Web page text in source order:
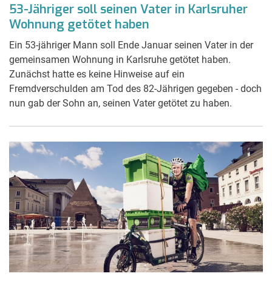
53-Jähriger soll seinen Vater in Karlsruher
Wohnung getötet haben
Ein 53-jähriger Mann soll Ende Januar seinen Vater in der
gemeinsamen Wohnung in Karlsruhe getötet haben.
Zunächst hatte es keine Hinweise auf ein
Fremdverschulden am Tod des 82-Jährigen gegeben - doch
nun gab der Sohn an, seinen Vater getötet zu haben.